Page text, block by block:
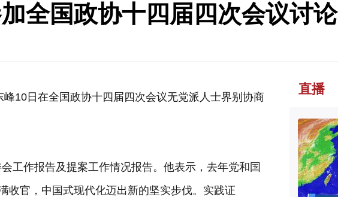
全国政协十四届四次会议讨论
10日在全国政协十四届四次会议无党派人士界别协商
工作报告及提案工作情况报告。他表示，去年党和国
收官，中国式现代化迈出新的坚实步伐。实践证
直播